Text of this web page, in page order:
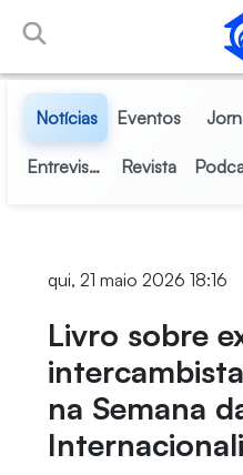
Pular para o Conteúdo
Notícias Eventos
Entrevistas Revista
qui, 21 maio 2026 18:16
Livro sobre
na Semana